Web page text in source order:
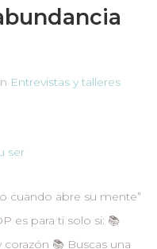
Entrevistas y talleres
cuando abre su mente”
es para ti solo si: 📚
📚 Buscas una